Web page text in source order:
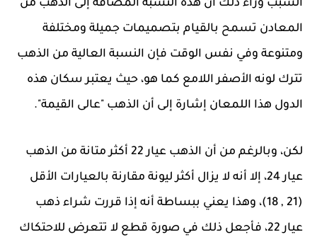
السبب وراء ذلك أن هذه النسبة المضافة إلى الذهب من
المعادن تسمح بالقيام بتصميمات جميلة ومختلفة
ومتنوعة وفي نفس الوقت فإن النسبة العالية من الذهب
تترك لونه الأصفر اللامع كما هو، حيث يعتبر سكان هذه
الدول هذا اللمعان إشارة إلى أن الذهب "عالى القيمة".
لكن، وبالرغم من أن الذهب عيار 22 أكثر متانة من الذهب
عيار 24، إلا أنه لا يزال أكثر ليونة مقارنة بالعيارات الأقل
(21 , 18)، وهذا يعني ببساطة أنه إذا قررت شراء ذهب
عيار 22، فأجعل ذلك في صورة قطع لا تتعرض للاحتكاك